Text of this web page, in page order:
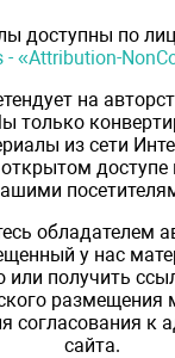
доступны по
- «Attribution-
на
только
из сети
открытом
обладателем
у нас
или получить
размещения
согласования к
сайта.